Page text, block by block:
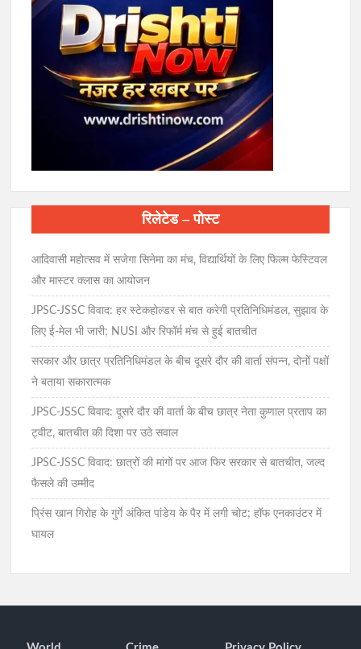
रिलेटेड – पोस्ट
आदिवासी महोत्सव में सजेगा सिनेमा का मंच, विद्यार्थियों के लिए फिल्म फेस्टिवल
और मास्टर क्लास का आयोजन
JPSC-JSSC विवाद: हर स्टेकहोल्डर से बात करेगी प्रतिनिधिमंडल, सुझाव के
लिए ई-मेल भी जारी; NUSI और रिफॉर्म मंच से हुई बातचीत
सरकार और छात्र प्रतिनिधिमंडल के बीच दूसरे दौर की वार्ता संपन्न, दोनों पक्षों
ने बताया सकारात्मक
JPSC-JSSC विवाद: दूसरे दौर की वार्ता के बीच छात्र नेता कुणाल प्रताप का
ट्वीट, बातचीत की दिशा पर उठे सवाल
JPSC-JSSC विवाद: छात्रों की मांगों पर आज फिर सरकार से बातचीत, जल्द
फैसले की उम्मीद
प्रिंस खान गिरोह के गुर्गे अंकित पांडेय के पैर में लगी चोट; हॉफ एनकाउंटर में
घायल